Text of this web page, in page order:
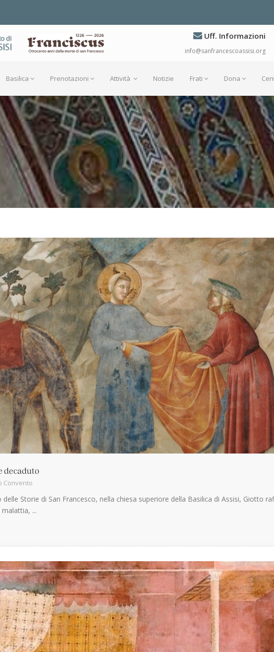
Uff. Informazioni
info@sanfrancescoassisi.org
Basilica Prenotazioni Attività Notizie Frati Dona
decaduto
Convento
Storie di San Francesco, nella chiesa superiore della Basilica di Assisi, Giotto
...